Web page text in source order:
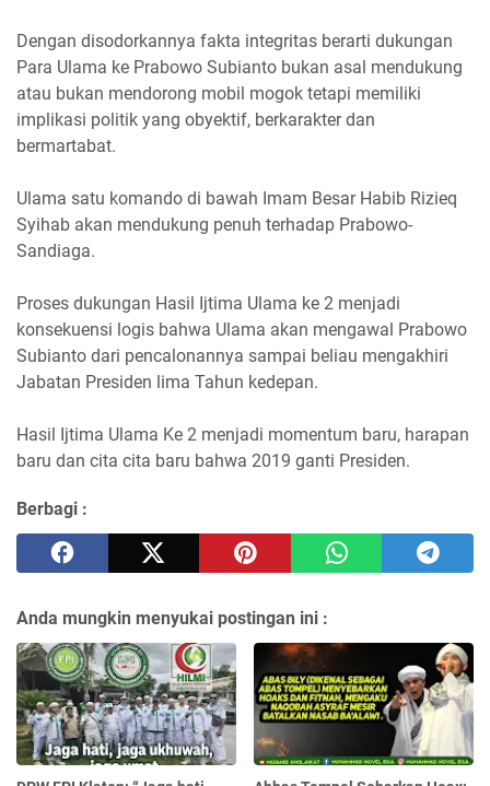
Dengan disodorkannya fakta integritas berarti dukungan
Para Ulama ke Prabowo Subianto bukan asal mendukung
atau bukan mendorong mobil mogok tetapi memiliki
implikasi politik yang obyektif, berkarakter dan
bermartabat.
Ulama satu komando di bawah Imam Besar Habib Rizieq
Syihab akan mendukung penuh terhadap Prabowo-
Sandiaga.
Proses dukungan Hasil Ijtima Ulama ke 2 menjadi
konsekuensi logis bahwa Ulama akan mengawal Prabowo
Subianto dari pencalonannya sampai beliau mengakhiri
Jabatan Presiden lima Tahun kedepan.
Hasil Ijtima Ulama Ke 2 menjadi momentum baru, harapan
baru dan cita cita baru bahwa 2019 ganti Presiden.
Berbagi :
Anda mungkin menyukai postingan ini :